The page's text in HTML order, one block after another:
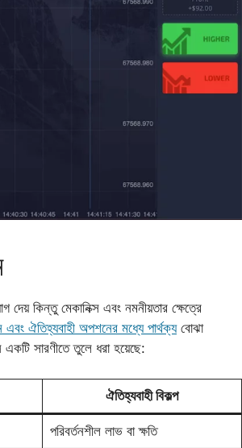
কিন্তু মেকানিক্স এবং নমনীয়তার ক্ষেত্রে
এবং ঐতিহ্যবাহী অপশনের মধ্যে পার্থক্যবোঝা
সারণীতে তুলে ধরা হয়েছে:
ঐতিহ্যবাহী বিকল্প
পরিবর্তনশীল লাভ বা ক্ষতি